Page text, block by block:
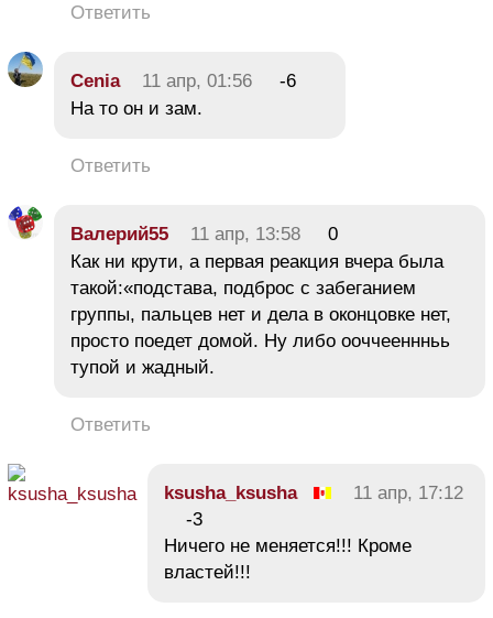
Ответить
Cenia 11 апр, 01:56
-6
На то он и зам.
Ответить
Валерий55 11 апр, 13:58
0
Как ни крути, а первая реакция вчера была
такой:«подстава, подброс с забеганием
группы, пальцев нет и дела в оконцовке нет,
просто поедет домой. Ну либо ооччееннньь
тупой и жадный.
Ответить
ksusha_ksusha
11 апр, 17:12
-3
Ничего не меняется!!! Кроме
властей!!!